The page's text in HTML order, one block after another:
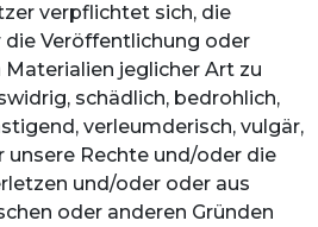
verpflichtet sich, die
Veröffentlichung oder
jeglicher Art zu
schädlich, bedrohlich,
verleumderisch, vulgär,
unsere Rechte und/oder die
und/oder oder aus
oder anderen Gründen